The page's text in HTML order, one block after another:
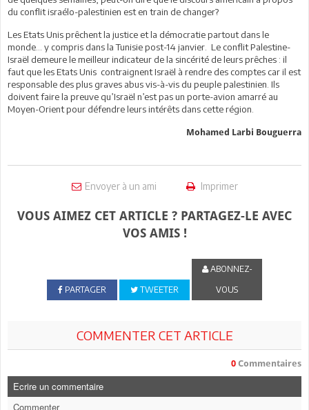
du conflit israélo-palestinien est en train de changer?
Les Etats Unis prêchent la justice et la démocratie partout dans le
monde… y compris dans la Tunisie post-14 janvier. Le conflit Palestine-
Israël demeure le meilleur indicateur de la sincérité de leurs prêches : il
faut que les Etats Unis contraignent Israël à rendre des comptes car il est
responsable des plus graves abus vis-à-vis du peuple palestinien. Ils
doivent faire la preuve qu’Israël n’est pas un porte-avion amarré au
Moyen-Orient pour défendre leurs intérêts dans cette région.
Mohamed Larbi Bouguerra
Envoyer à un ami Imprimer
VOUS AIMEZ CET ARTICLE ? PARTAGEZ-LE AVEC
VOS AMIS !
PARTAGER TWEETER
ABONNEZ-
VOUS
COMMENTER CET ARTICLE
0 Commentaires
Ecrire un commentaire
Commenter